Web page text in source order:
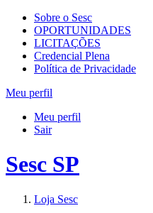
Sobre o Sesc
OPORTUNIDADES
LICITAÇÕES
Credencial Plena
Política de Privacidade
Meu perfil
Meu perfil
Sair
Sesc SP
Loja Sesc